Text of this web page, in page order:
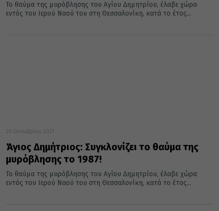
Το θαύμα της μυρόβλησης του Αγίου Δημητρίου, έλαβε χώρα
εντός του Ιερού Ναού του στη Θεσσαλονίκη, κατά το έτος...
26 Οκτωβρίου 2021
Άγιος Δημήτριος: Συγκλονίζει το θαύμα της
μυρόβλησης το 1987!
Το θαύμα της μυρόβλησης του Αγίου Δημητρίου, έλαβε χώρα
εντός του Ιερού Ναού του στη Θεσσαλονίκη, κατά το έτος...